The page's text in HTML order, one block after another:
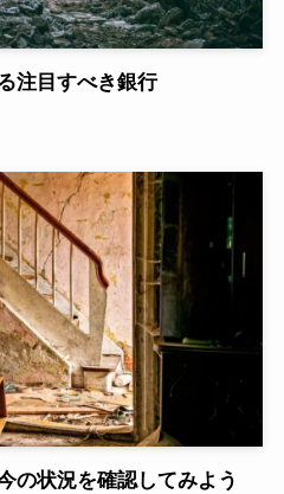
注目すべき銀行
の状況を確認してみよう